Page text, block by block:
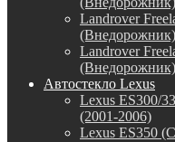
Landrover
Landrover
Автостекло Lexus
Lexus ES300/
(2001-2006)
Lexus ES350